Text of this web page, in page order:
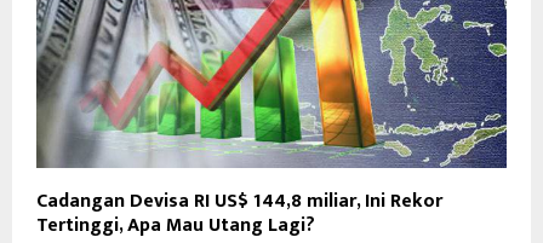
Cadangan Devisa RI US$ 144,8 miliar, Ini Rekor
Tertinggi, Apa Mau Utang Lagi?